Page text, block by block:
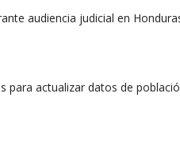
audiencia judicial en
para actualizar datos de